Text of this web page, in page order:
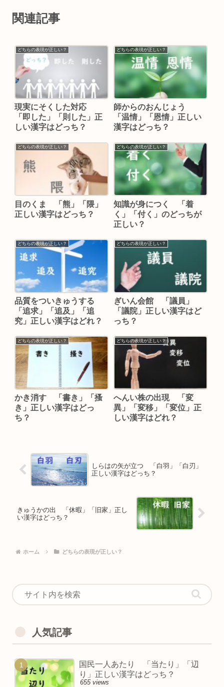
関連記事
どちらの表現が正しい？
現実にそくした対応
「即した」「則した」正
しい漢字はどっち？
どちらの表現が正しい？
師からのおんじょう
「温情」「恩情」正しい
漢字はどっち？
どちらの表現が正しい？
目のくま 「熊」「隈」
正しい漢字はどっち？
どちらの表現が正しい？
知識が身につく 「着
く」「付く」のどっちが
正しい？
どちらの表現が正しい？
品質をついきゅうする
「追求」「追及」「追
究」正しい漢字はどれ？
どちらの表現が正しい？
ぎいん会館 「議員」
「議院」正しい漢字はど
っち？
どちらの表現が正しい？
かき消す 「書き」「搔
き」正しい漢字はどっ
ち？
どちらの表現が正しい？
へんい株の出現 「変
異」「変移」「変位」正
しい漢字はどれ？
しらはの矢が立つ 「白羽」「白刃」
正しい漢字はどっち？
きゅうかの出 「休暇」「旧家」正し
い漢字はどっち？
ホーム どちらの表現が正しい？
人気記事
国民一人あたり 「当たり」「辺
り」正しい漢字はどっち？
655 views